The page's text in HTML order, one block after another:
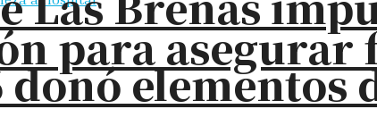
donó
para asegurar